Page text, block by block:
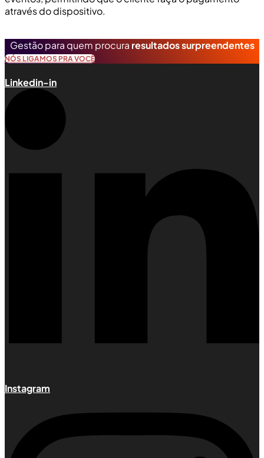
através do dispositivo.​
Gestão para quem procura resultados surpreendentes
NÓS LIGAMOS PRA VOCÊ
Linkedin-in
Instagram